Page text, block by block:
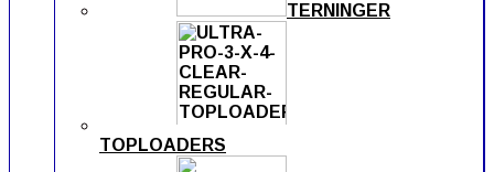
TERNINGER
TOPLOADERS